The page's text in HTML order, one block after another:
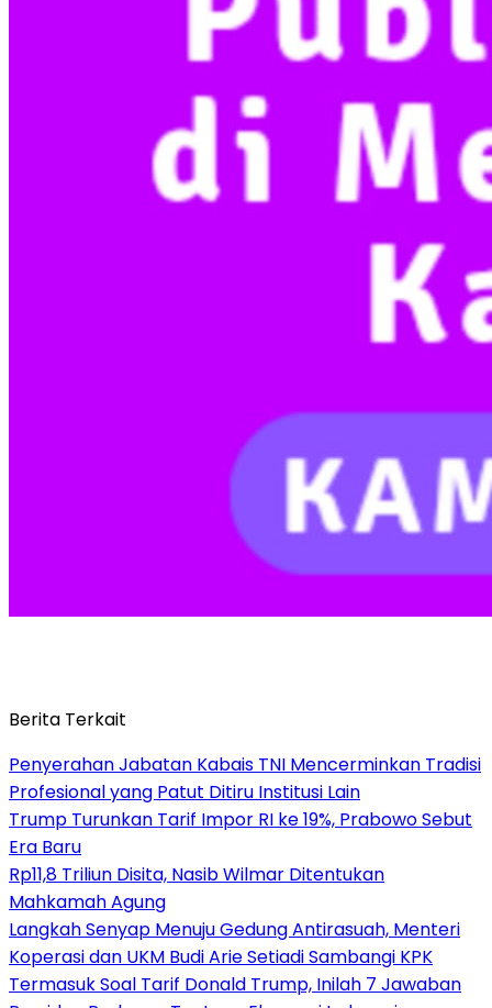
Berita Terkait
Penyerahan Jabatan Kabais TNI Mencerminkan Tradisi
Profesional yang Patut Ditiru Institusi Lain
Trump Turunkan Tarif Impor RI ke 19%, Prabowo Sebut
Era Baru
Rp11,8 Triliun Disita, Nasib Wilmar Ditentukan
Mahkamah Agung
Langkah Senyap Menuju Gedung Antirasuah, Menteri
Koperasi dan UKM Budi Arie Setiadi Sambangi KPK
Termasuk Soal Tarif Donald Trump, Inilah 7 Jawaban